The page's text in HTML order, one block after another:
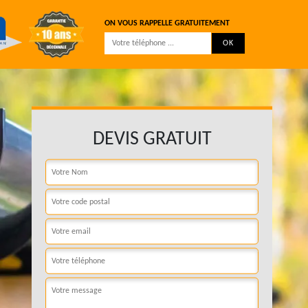
ON VOUS RAPPELLE GRATUITEMENT
DEVIS GRATUIT